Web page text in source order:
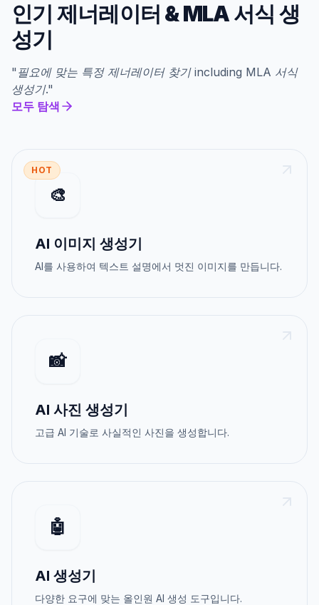
인기 제너레이터 &MLA 서식 생
성기
" 필요에 맞는 특정 제너레이터 찾기including MLA 서식
생성기."
모두 탐색
HOT
🎨
AI 이미지 생성기
AI를 사용하여 텍스트 설명에서 멋진 이미지를 만듭니다.
📸
AI 사진 생성기
고급 AI 기술로 사실적인 사진을 생성합니다.
🤖
AI 생성기
다양한 요구에 맞는 올인원 AI 생성 도구입니다.